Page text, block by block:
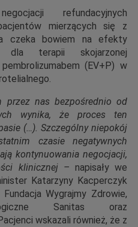
refundacyjnych
mierzących się z
czeka bowiem na efekty
dla terapii skojarzonej
(EV+P) w
przez nas bezpośrednio od
wynika, że proces ten
(…). Szczególny niepokój
czasie negatywnych
kontynuowania negocjacji,
klinicznej – napisały we
Katarzyny Kacperczyk
Wygrajmy Zdrowie,
Sanitas oraz
wskazali również, że z